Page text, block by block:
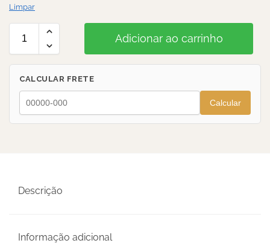
Limpar
Adicionar ao carrinho
CALCULAR FRETE
Calcular
Descrição
Informação adicional